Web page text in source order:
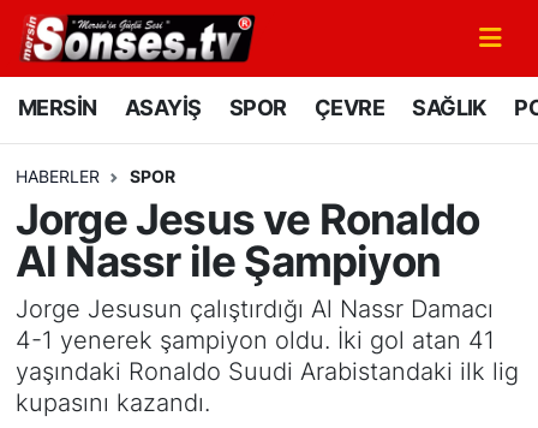
MERSİN ASAYİŞ SPOR ÇEVRE SAĞLIK
HABERLER SPOR
Jorge Jesus ve Ronaldo
Al Nassr ile Şampiyon
Jorge Jesusun çalıştırdığı Al Nassr Damacı
4-1 yenerek şampiyon oldu. İki gol atan 41
yaşındaki Ronaldo Suudi Arabistandaki ilk lig
kupasını kazandı.
MERSİN
SPOR
GÜNÜN MANŞETİ
DÜNYA
KÜLTÜR - SANAT
Mersin Nöbetçi Eczaneler
Mersin Namaz Vakitleri
Mersin Trafik Yoğunluk Haritası
Süper Lig Puan Durumu ve Fikstür
Tüm Manşetler